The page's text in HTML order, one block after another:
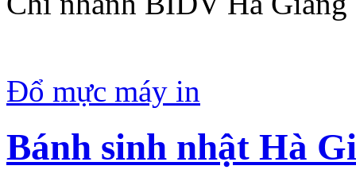
Đổ mực máy in
Bánh sinh nhật Hà